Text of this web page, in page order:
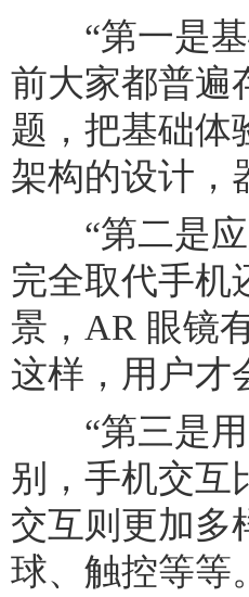
“第一是基
前大家都普遍
题，把基础体
架构的设计，
“第二是应
完全取代手机
景，AR 眼镜
这样，用户才
“第三是用
别，手机交互
交互则更加多
球、触控等等